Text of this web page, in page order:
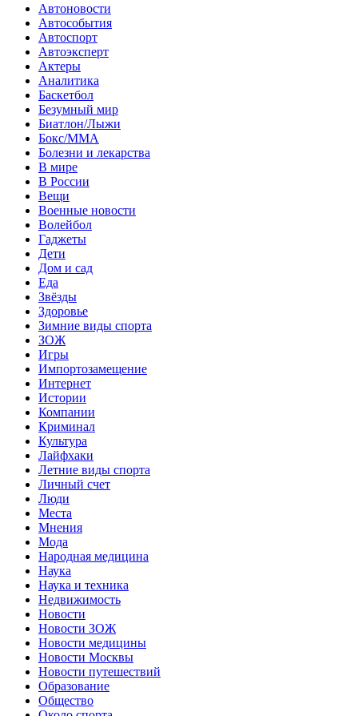
Автоновости
Автособытия
Автоспорт
Автоэксперт
Актеры
Аналитика
Баскетбол
Безумный мир
Биатлон/Лыжи
Бокс/MMA
Болезни и лекарства
В мире
В России
Вещи
Военные новости
Волейбол
Гаджеты
Дети
Дом и сад
Еда
Звёзды
Здоровье
Зимние виды спорта
ЗОЖ
Игры
Импортозамещение
Интернет
Истории
Компании
Криминал
Культура
Лайфхаки
Летние виды спорта
Личный счет
Люди
Места
Мнения
Мода
Народная медицина
Наука
Наука и техника
Недвижимость
Новости
Новости ЗОЖ
Новости медицины
Новости Москвы
Новости путешествий
Образование
Общество